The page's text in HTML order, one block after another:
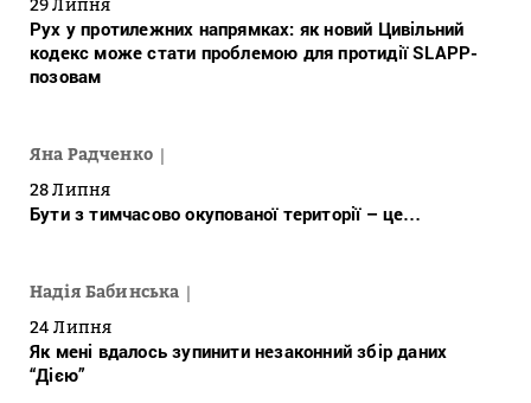
29 Липня
Рух у протилежних напрямках: як новий Цивільний
кодекс може стати проблемою для протидії SLAPP-
позовам
Яна Радченко
28 Липня
Бути з тимчасово окупованої території – це…
Надія Бабинська
24 Липня
Як мені вдалось зупинити незаконний збір даних
“Дією”